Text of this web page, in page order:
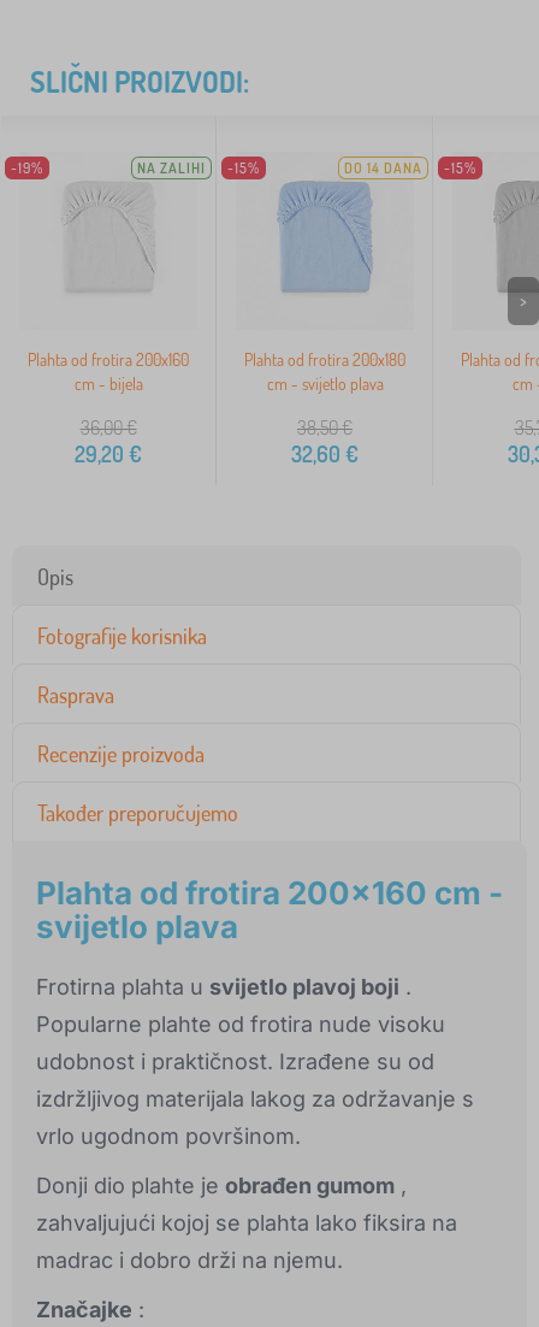
SLIČNI PROIZVODI:
-19% NA ZALIHI
Plahta od frotira 200x160
cm - bijela
36,00€
29,20 €
-15% DO 14 DANA
Plahta od frotira 200x180
cm - svijetlo plava
38,50€
32,60 €
-15%
Plahta od
cm
>
Opis
Fotografije korisnika
Rasprava
Recenzije proizvoda
Također preporučujemo
Plahta od frotira 200x160 cm -
svijetlo plava
Frotirna plahta u svijetlo plavoj boji .
Popularne plahte od frotira nude visoku
udobnost i praktičnost. Izrađene su od
izdržljivog materijala lakog za održavanje s
vrlo ugodnom površinom.
Donji dio plahte je obrađen gumom ,
zahvaljujući kojoj se plahta lako fiksira na
madrac i dobro drži na njemu.
Značajke :